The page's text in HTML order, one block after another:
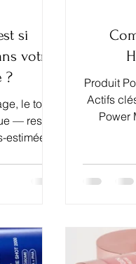
si
votre
?
le toner
— reste
d’une
de
Produit
Actifs
Power
plus
PDRN